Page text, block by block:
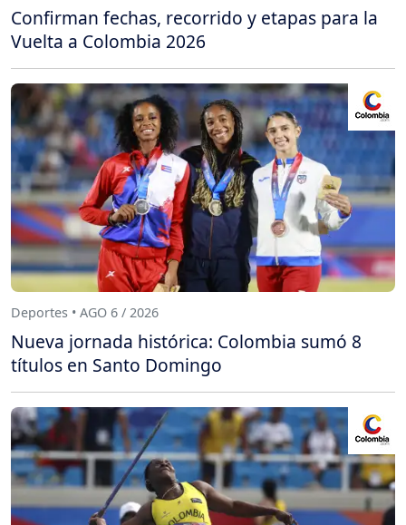
Confirman fechas, recorrido y etapas para la
Vuelta a Colombia 2026
Deportes • AGO 6 / 2026
Nueva jornada histórica: Colombia sumó 8
títulos en Santo Domingo